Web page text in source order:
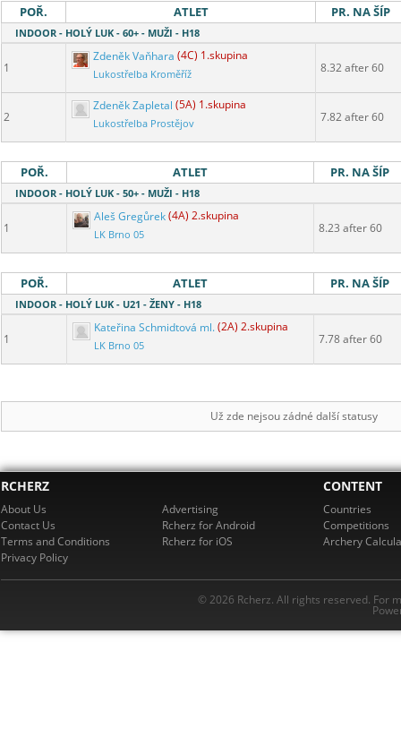
POŘ. ATLET PR. NA ŠÍP
INDOOR - HOLÝ LUK - 60+ - MUŽI - H18
1
Zdeněk Vaňhara (4C) 1.skupina
Lukostřelba Kroměříž 8.32 after 60
2
Zdeněk Zapletal (5A) 1.skupina
Lukostřelba Prostějov 7.82 after 60
POŘ. ATLET PR. NA ŠÍP
INDOOR - HOLÝ LUK - 50+ - MUŽI - H18
1
Aleš Gregůrek(4A) 2.skupina
LK Brno 05 8.23 after 60
POŘ. ATLET PR. NA ŠÍP
INDOOR - HOLÝ LUK - U21 - ŽENY - H18
1
Kateřina Schmidtová ml.(2A) 2.skupina
LK Brno 05 7.78 after 60
Už zde nejsou zádné další statusy
RCHERZ
About Us
Contact Us
Terms and Conditions
Privacy Policy
Advertising
Rcherz for Android
Rcherz for iOS
CONTENT
Countries
Competitions
Archery
© 2026 Rcherz. All rights reserved. For